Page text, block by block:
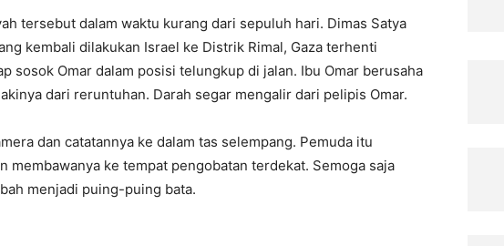
tersebut dalam waktu kurang dari sepuluh hari. Dimas Satya
kembali dilakukan Israel ke Distrik Rimal, Gaza terhenti
sosok Omar dalam posisi telungkup di jalan. Ibu Omar berusaha
dari reruntuhan. Darah segar mengalir dari pelipis Omar.
dan catatannya ke dalam tas selempang. Pemuda itu
membawanya ke tempat pengobatan terdekat. Semoga saja
menjadi puing-puing bata.